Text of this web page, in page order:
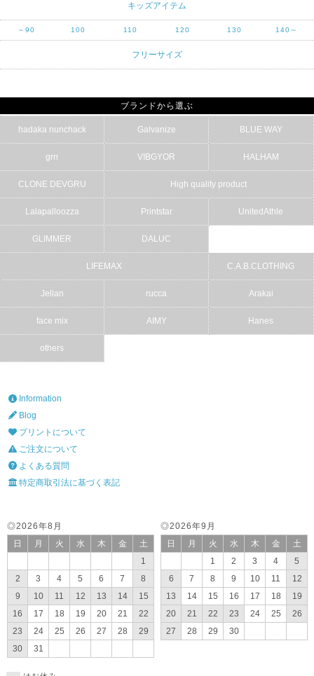
キッズアイテム
～90 100 110 120 130 140～
フリーサイズ
ブランドから選ぶ
hadaka nunchack Galvanize BLUE WAY
grn VIBGYOR HALHAM
CLONE DEVGRU High quality product
Lalapalloozza Printstar UnitedAthle
GLIMMER DALUC
LIFEMAX C.A.B.CLOTHING
Jellan rucca Arakai
face mix AIMY Hanes
others
Information
Blog
プリントについて
ご注文について
よくある質問
特定商取引法に基づく表記
◎2026年9月
日
月 火 水 木 金
土
1
2 3 4
5
6
7 8 9 10 11
12
13
14 15 16 17 18
19
20
21 22 23 24 25
26
27
28 29 30
◎2026年8月
日
月 火 水 木 金
土
1
2
3 4 5 6 7
8
9
10 11 12 13 14
15
16
17 18 19 20 21
22
23
24 25 26 27 28
29
30
31